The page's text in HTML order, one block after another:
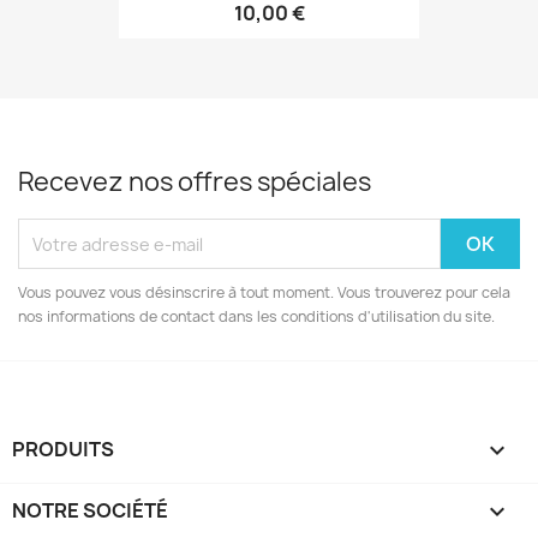
10,00 €
Recevez nos offres spéciales
Vous pouvez vous désinscrire à tout moment. Vous trouverez pour cela
nos informations de contact dans les conditions d'utilisation du site.
PRODUITS 
NOTRE SOCIÉTÉ 